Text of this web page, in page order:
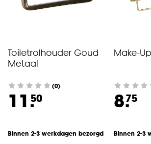
Toiletrolhouder Goud
Metaal
(0)
11.50
Binnen 2-3 werkdagen bezorgd
Make-
8.75
Binnen 2-3